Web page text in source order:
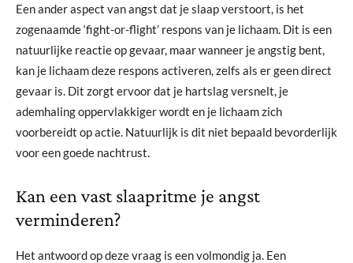
Een ander aspect van angst dat je slaap verstoort, is het
zogenaamde ‘fight-or-flight’ respons van je lichaam. Dit is een
natuurlijke reactie op gevaar, maar wanneer je angstig bent,
kan je lichaam deze respons activeren, zelfs als er geen direct
gevaar is. Dit zorgt ervoor dat je hartslag versnelt, je
ademhaling oppervlakkiger wordt en je lichaam zich
voorbereidt op actie. Natuurlijk is dit niet bepaald bevorderlijk
voor een goede nachtrust.
Kan een vast slaapritme je angst
verminderen?
Het antwoord op deze vraag is een volmondig ja. Een